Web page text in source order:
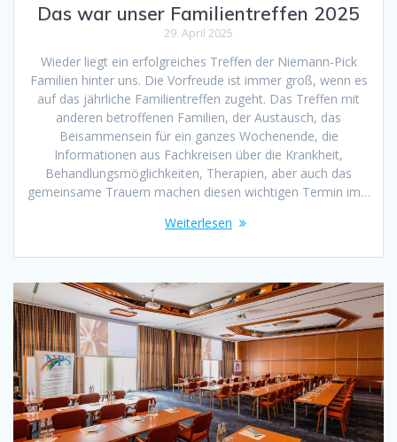
Das war unser Familientreffen 2025
29. April 2025
Wieder liegt ein erfolgreiches Treffen der Niemann-Pick
Familien hinter uns. Die Vorfreude ist immer groß, wenn es
auf das jährliche Familientreffen zugeht. Das Treffen mit
anderen betroffenen Familien, der Austausch, das
Beisammensein für ein ganzes Wochenende, die
Informationen aus Fachkreisen über die Krankheit,
Behandlungsmöglichkeiten, Therapien, aber auch das
gemeinsame Trauern machen diesen wichtigen Termin im…
Weiterlesen